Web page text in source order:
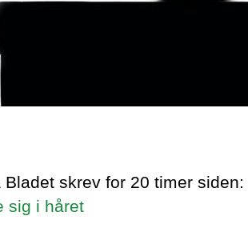
Bladet skrev for 20 timer siden:
sig i håret